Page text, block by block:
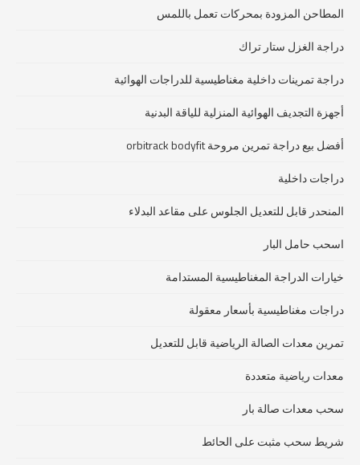
المطاحن المزودة بمحركات تعمل باللمس
دراجة الغزل ستار تراك
دراجة تمرينات داخلية مغناطيسية للدراجات الهوائية
أجهزة التجديف الهوائية المنزلية للياقة البدنية
أفضل بيع دراجة تمرين مروحة orbitrack bodyfit
دراجات داخلية
المنحدر قابل للتعديل الجلوس على مقاعد البدلاء
اسحب حامل البار
خيارات الدراجة المغناطيسية المستدامة
دراجات مغناطيسية بأسعار معقولة
تمرين معدات الصالة الرياضية قابل للتعديل
معدات رياضية متعددة
سحب معدات صالة بار
شريط سحب مثبت على الحائط